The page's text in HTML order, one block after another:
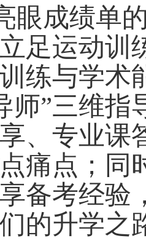
眼成绩单
足运动训
练与学术
师”三维指
、专业课
点痛点；
备考经验
的升学之